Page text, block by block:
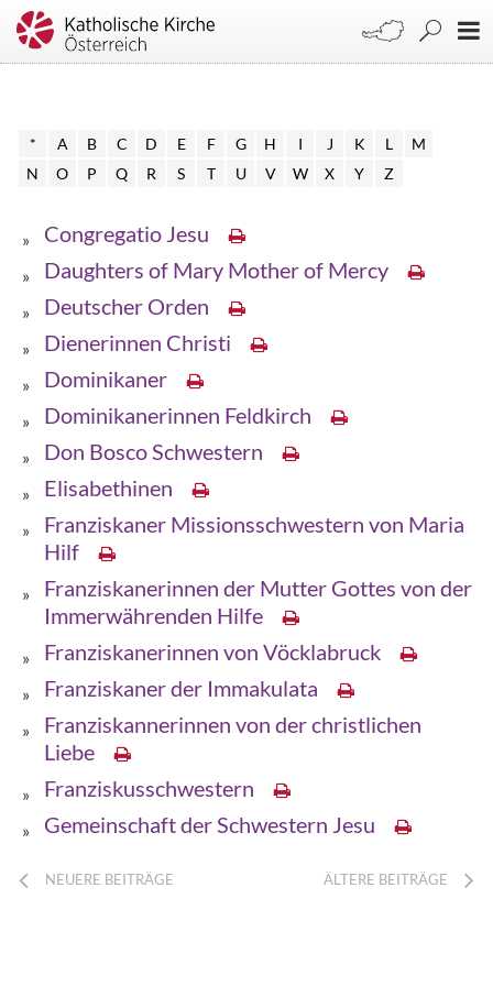
* A B C D E F G H I J K L
M
N
O P Q R S T U V W X Y Z
Congregatio Jesu
Daughters of Mary Mother of Mercy
Deutscher Orden
Dienerinnen Christi
Dominikaner
Dominikanerinnen Feldkirch
Don Bosco Schwestern
Elisabethinen
Franziskaner Missionsschwestern von Maria
Hilf
Franziskanerinnen der Mutter Gottes von der
Immerwährenden Hilfe
Franziskanerinnen von Vöcklabruck
Franziskaner der Immakulata
Franziskannerinnen von der christlichen
Liebe
Franziskusschwestern
Gemeinschaft der Schwestern Jesu
NEUERE BEITRÄGE ÄLTERE BEITRÄGE